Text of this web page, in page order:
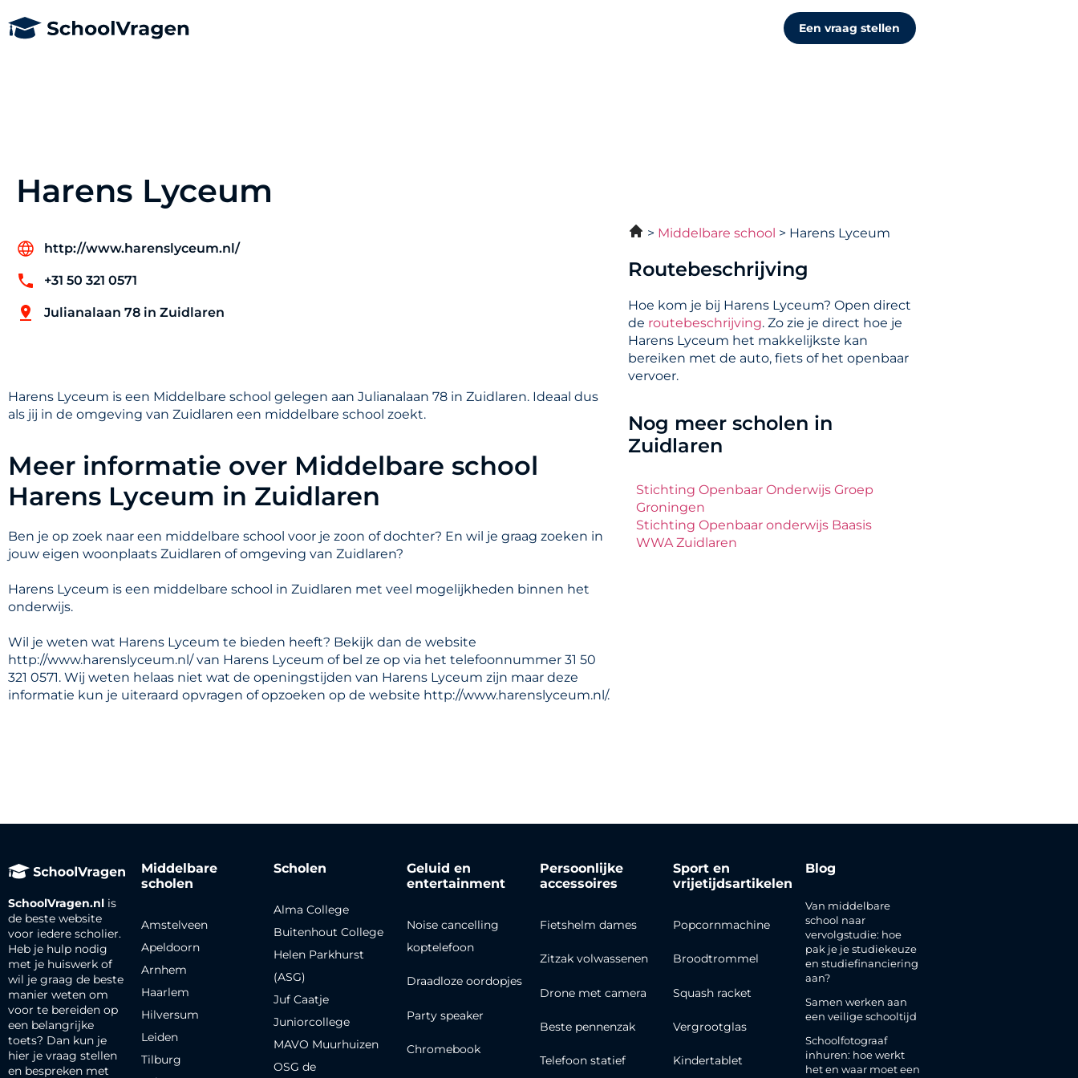
Een vraag stellen
Harens Lyceum
http://www.harenslyceum.nl/
+31 50 321 0571
Julianalaan 78 in Zuidlaren
Harens Lyceum is een Middelbare school gelegen aan Julianalaan 78 in Zuidlaren. Ideaal dus
als jij in de omgeving van Zuidlaren een middelbare school zoekt.
Meer informatie over Middelbare school
Harens Lyceum in Zuidlaren
Ben je op zoek naar een middelbare school voor je zoon of dochter? En wil je graag zoeken in
jouw eigen woonplaats Zuidlaren of omgeving van Zuidlaren?
Harens Lyceum is een middelbare school in Zuidlaren met veel mogelijkheden binnen het
onderwijs.
Wil je weten wat Harens Lyceum te bieden heeft? Bekijk dan de website
http://www.harenslyceum.nl/ van Harens Lyceum of bel ze op via het telefoonnummer 31 50
321 0571. Wij weten helaas niet wat de openingstijden van Harens Lyceum zijn maar deze
informatie kun je uiteraard opvragen of opzoeken op de website http://www.harenslyceum.nl/.
Middelbare school Harens Lyceum
Routebeschrijving
Hoe kom je bij Harens Lyceum? Open direct
de routebeschrijving. Zo zie je direct hoe je
Harens Lyceum het makkelijkste kan
bereiken met de auto, fiets of het openbaar
vervoer.
Nog meer scholen in
Zuidlaren
Stichting Openbaar Onderwijs Groep
Groningen
Stichting Openbaar onderwijs Baasis
WWA Zuidlaren
SchoolVragen.nl is
de beste website
voor iedere scholier.
Heb je hulp nodig
met je huiswerk of
wil je graag de beste
manier weten om
voor te bereiden op
een belangrijke
toets? Dan kun je
hier je vraag stellen
en bespreken met
Middelbare
scholen
Amstelveen
Apeldoorn
Arnhem
Haarlem
Hilversum
Leiden
Tilburg
Scholen
Alma College
Buitenhout College
Helen Parkhurst
(ASG)
Juf Caatje
Juniorcollege
MAVO Muurhuizen
OSG de
Geluid en
entertainment
Noise cancelling
koptelefoon
Draadloze oordopjes
Party speaker
Chromebook
Persoonlijke
accessoires
Fietshelm dames
Zitzak volwassenen
Drone met camera
Beste pennenzak
Telefoon statief
Sport en
vrijetijdsartikelen
Popcornmachine
Broodtrommel
Squash racket
Vergrootglas
Kindertablet
Blog
Van middelbare
school naar
vervolgstudie: hoe
pak je je studiekeuze
en studiefinanciering
aan?
Samen werken aan
een veilige schooltijd
Schoolfotograaf
inhuren: hoe werkt
het en waar moet een